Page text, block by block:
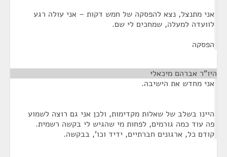
אני מתנצל, נצא להפסקה של חמש דקות – אני עולה רגע
לוועדה למעלה, שמחכים לי שם.
הפסקה
היו"ר אברהם מיכאלי
אני מחדש את הישיבה.
היינו בשלב של שאלות מקדימות, ולכן אני גם רוצה לשמוע
פה עוד כמה גורמים, לפחות מי שהגיש לי בקשה רשמית.
קודם כל, ארגונים חברתיים, ידיד וכו', בבקשה.